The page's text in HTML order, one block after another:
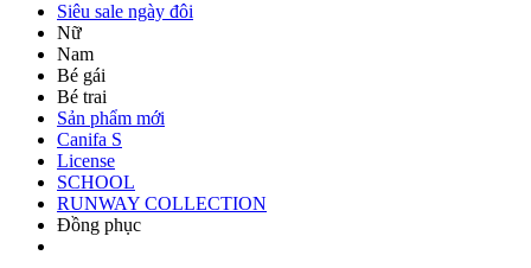
Siêu sale ngày đôi
Nữ
Nam
Bé gái
Bé trai
Sản phẩm mới
Canifa S
License
SCHOOL
RUNWAY COLLECTION
Đồng phục